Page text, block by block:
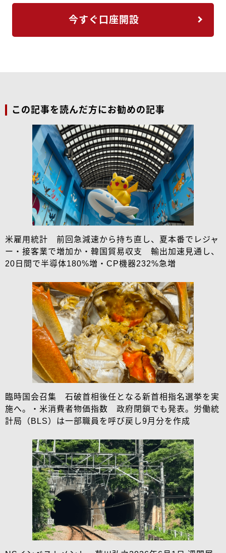
今すぐ口座開設
この記事を読んだ方にお勧めの記事
米雇用統計 前回急減速から持ち直し、夏本番でレジャ
ー・接客業で増加か・韓国貿易収支 輸出加速見通し、
20日間で半導体180%増・CP機器232%急増
臨時国会召集 石破首相後任となる新首相指名選挙を実
施へ。・米消費者物価指数 政府閉鎖でも発表。労働統
計局（BLS）は一部職員を呼び戻し9月分を作成